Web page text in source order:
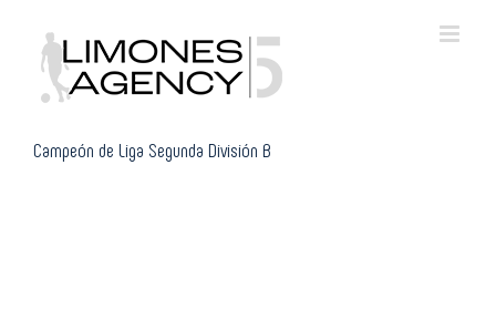
content
Campeón de Liga Segunda División B